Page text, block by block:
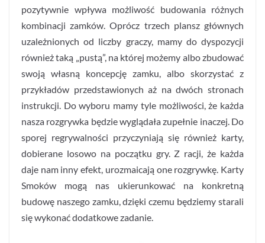
pozytywnie wpływa możliwość budowania różnych
kombinacji zamków. Oprócz trzech plansz głównych
uzależnionych od liczby graczy, mamy do dyspozycji
również taką „pustą”, na której możemy albo zbudować
swoją własną koncepcję zamku, albo skorzystać z
przykładów przedstawionych aż na dwóch stronach
instrukcji. Do wyboru mamy tyle możliwości, że każda
nasza rozgrywka będzie wyglądała zupełnie inaczej. Do
sporej regrywalności przyczyniają się również karty,
dobierane losowo na początku gry. Z racji, że każda
daje nam inny efekt, urozmaicają one rozgrywkę. Karty
Smoków mogą nas ukierunkować na konkretną
budowę naszego zamku, dzięki czemu będziemy starali
się wykonać dodatkowe zadanie.